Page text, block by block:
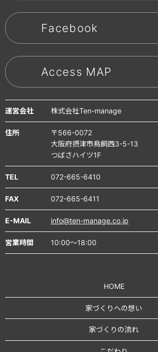
Facebook
Access MAP
運営会社 株式会社Ten-manage
住所
〒566-0072
大阪府摂津市鳥飼西3-5-13
つばさハイツ1F
TEL 072-665-6410
FAX 072-665-6411
E-MAIL info@ten-manage.co.jp
営業時間 10:00～18:00
HOME
家づくりへの想い
家づくりの流れ